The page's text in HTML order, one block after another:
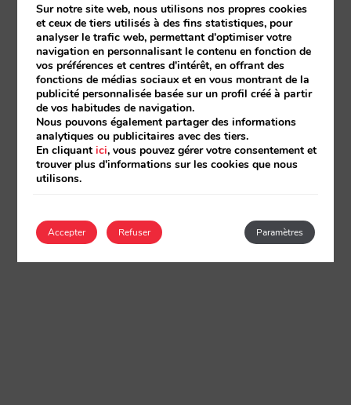
Sur notre site web, nous utilisons nos propres cookies
et ceux de tiers utilisés à des fins statistiques, pour
analyser le trafic web, permettant d'optimiser votre
navigation en personnalisant le contenu en fonction de
vos préférences et centres d'intérêt, en offrant des
fonctions de médias sociaux et en vous montrant de la
publicité personnalisée basée sur un profil créé à partir
de vos habitudes de navigation.
Nous pouvons également partager des informations
analytiques ou publicitaires avec des tiers.
En cliquantici, vous pouvez gérer votre consentement et
trouver plus d'informations sur les cookies que nous
utilisons.
Accepter Paramètres
Refuser